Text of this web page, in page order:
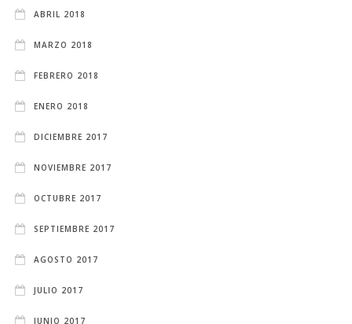
ABRIL 2018
MARZO 2018
FEBRERO 2018
ENERO 2018
DICIEMBRE 2017
NOVIEMBRE 2017
OCTUBRE 2017
SEPTIEMBRE 2017
AGOSTO 2017
JULIO 2017
JUNIO 2017